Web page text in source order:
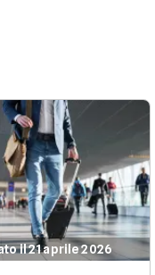
il 21 aprile 2026